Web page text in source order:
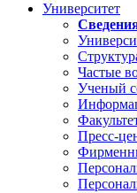
Университет
Частые
Ученый
Пресс-